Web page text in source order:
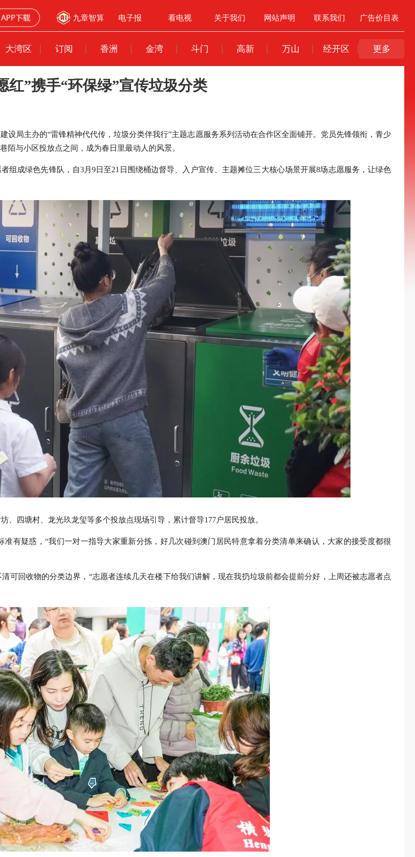
九章智算 电子报 看电视 关于我们 网站声明 联系我们 广告价目表
大湾区 订阅 香洲 金湾 斗门 高新 万山 经开区 更多
”携手“环保绿”宣传垃圾分类
设局主办的“雷锋精神代代传，垃圾分类伴我行”主题志愿服务系列活动在合作区全面铺开。党员先锋领衔，青少
陌与小区投放点之间，成为春日里最动人的风景。
组成绿色先锋队，自3月9日至21日围绕桶边督导、入户宣传、主题摊位三大核心场景开展8场志愿服务，让绿色
四塘村、龙光玖龙玺等多个投放点现场引导，累计督导177户居民投放。
有疑惑，“我们一对一指导大家重新分拣，好几次碰到澳门居民特意拿着分类清单来确认，大家的接受度都很
可回收物的分类边界，“志愿者连续几天在楼下给我们讲解，现在我扔垃圾前都会提前分好，上周还被志愿者点